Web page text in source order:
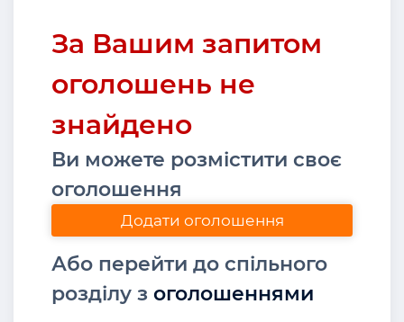
За Вашим запитом
оголошень не
знайдено
Ви можете розмістити своє
оголошення
Додати оголошення
Або перейти до спільного
розділу з оголошеннями